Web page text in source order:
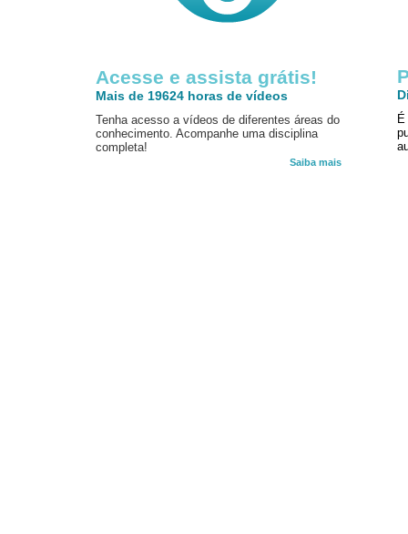
Acesse e assista grátis!
Mais de 19624 horas de vídeos
Tenha acesso a vídeos de diferentes áreas do
conhecimento. Acompanhe uma disciplina
completa!
Saiba mais